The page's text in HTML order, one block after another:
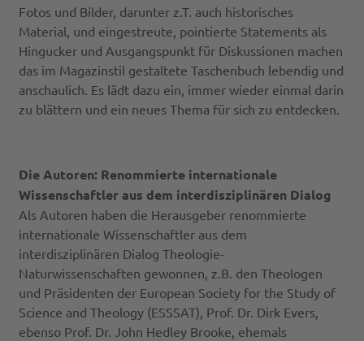
Fotos und Bilder, darunter z.T. auch historisches
Material, und eingestreute, pointierte Statements als
Hingucker und Ausgangspunkt für Diskussionen machen
das im Magazinstil gestaltete Taschenbuch lebendig und
anschaulich. Es lädt dazu ein, immer wieder einmal darin
zu blättern und ein neues Thema für sich zu entdecken.
Die Autoren: Renommierte internationale
Wissenschaftler aus dem interdisziplinären Dialog
Als Autoren haben die Herausgeber renommierte
internationale Wissenschaftler aus dem
interdisziplinären Dialog Theologie-
Naturwissenschaften gewonnen, z.B. den Theologen
und Präsidenten der European Society for the Study of
Science and Theology (ESSSAT), Prof. Dr. Dirk Evers,
ebenso Prof. Dr. John Hedley Brooke, ehemals